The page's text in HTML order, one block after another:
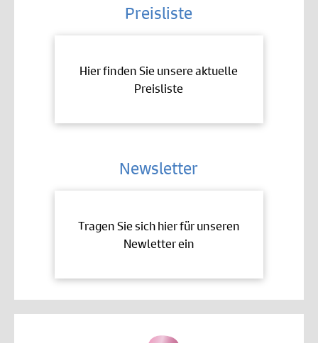
Preisliste
Hier finden Sie unsere aktuelle
Preisliste
Newsletter
Tragen Sie sich hier für unseren
Newletter ein